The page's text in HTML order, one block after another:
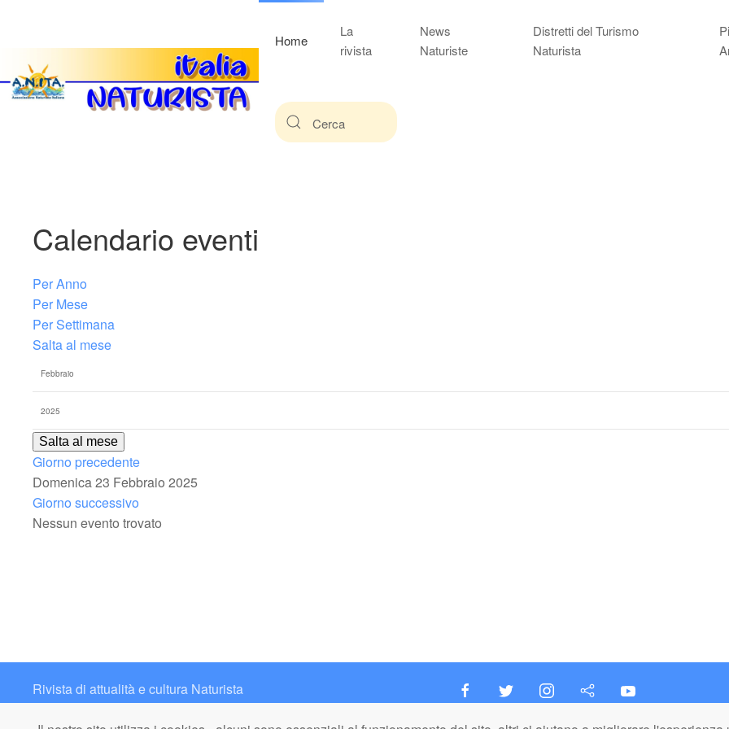
Home
La
rivista
News
Naturiste
Distretti del Turismo
Naturista
Calendario eventi
Per Anno
Per Mese
Per Settimana
Salta al mese
Salta al mese
Giorno precedente
Domenica 23 Febbraio 2025
Giorno successivo
Nessun evento trovato
Rivista di attualità e cultura Naturista
Contatto: redazione@italianaturista.it